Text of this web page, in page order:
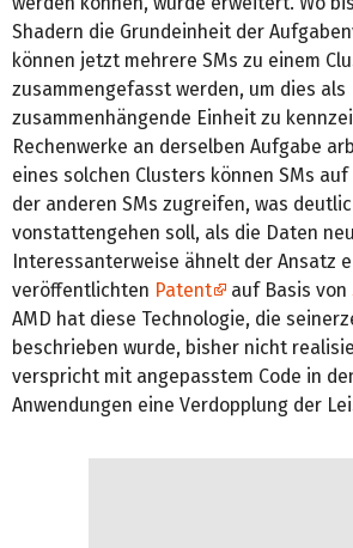
Shadern die Grundeinheit der
können jetzt mehrere SMs zu einem
zusammengefasst werden, um dies als
zusammenhängende Einheit zu
Rechenwerke an derselben Aufgabe
eines solchen Clusters können SMs
der anderen SMs zugreifen, was
vonstattengehen soll, als die Daten
Interessanterweise ähnelt der Ansatz
veröffentlichten Patent auf Basis von
AMD hat diese Technologie, die
beschrieben wurde, bisher nicht
verspricht mit angepasstem Code in
Anwendungen eine Verdopplung der